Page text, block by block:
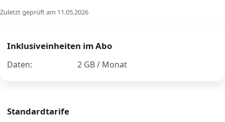
Aktionen
News
Über uns
Zuletzt geprüft am 11.05.2026
Inklusiveinheiten im Abo
Daten: 2 GB / Monat
Standardtarife